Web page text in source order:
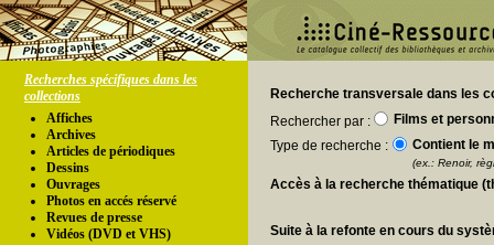
Recherches spécifiques dans les
collections
Affiches
Archives
Articles de périodiques
Dessins
Ouvrages
Photos en accés réservé
Revues de presse
Vidéos (DVD et VHS)
Recherche transversale dans les
Rechercher par :
Films et
Type de recherche :
Contient le
(ex.: Renoir,
Accès à la recherche thématique
Suite à la refonte en cours du